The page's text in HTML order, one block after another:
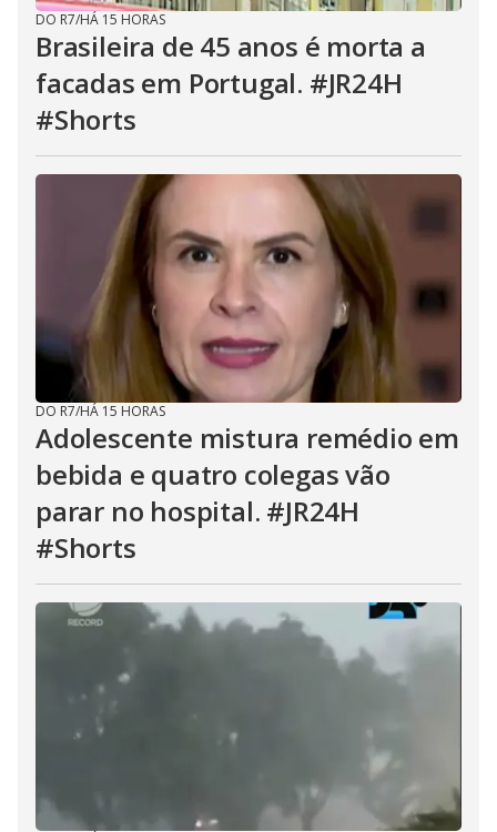
DO R7/HÁ 15 HORAS
Brasileira de 45 anos é morta a
facadas em Portugal. #JR24H
#Shorts
DO R7/HÁ 15 HORAS
Adolescente mistura remédio em
bebida e quatro colegas vão
parar no hospital. #JR24H
#Shorts